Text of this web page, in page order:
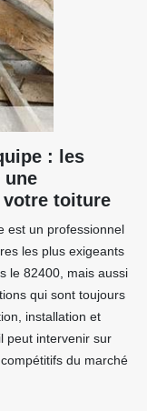
: les
toiture
est un professionnel
les plus exigeants
le 82400, mais aussi
qui sont toujours
installation et
peut intervenir sur
du marché